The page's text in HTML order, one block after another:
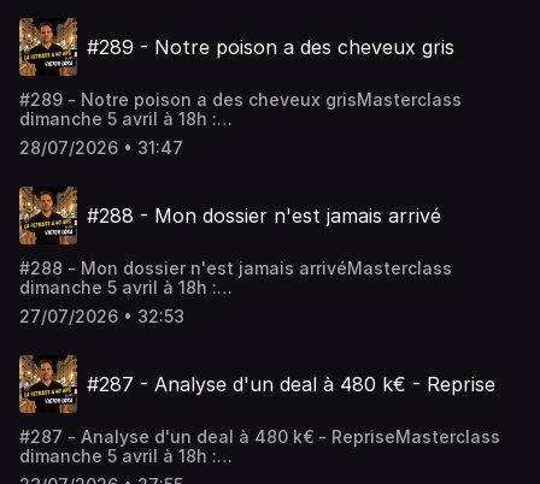
https://www.fireclub.training/
a09213a1-2Rejoindre le coaching :
https://app.iclosed.io/e/fire/fireclub-inscriptionLes
Audiomeans. Visitez audiomeans.fr/politique-de-
confidentialite pour plus d'informations.
#289 - Notre poison a des cheveux gris
#289 - Notre poison a des cheveux grisMasterclass
dimanche 5 avril à 18h :
https://www.fireclub.training/
a09213a1-2Rejoindre le coaching :
workshops : https://firefrance.substack.comHébergé par
Audiomeans. Visitez audiomeans.fr/politique-de-
confidentialite pour plus d'informations.
28/07/2026 • 31:47
#288 - Mon dossier n'est jamais arrivé
#288 - Mon dossier n'est jamais arrivéMasterclass
dimanche 5 avril à 18h :
https://www.fireclub.training/
a09213a1-2Rejoindre le coaching :
workshops : https://firefrance.substack.comHébergé par
Audiomeans. Visitez audiomeans.fr/politique-de-
confidentialite pour plus d'informations.
27/07/2026 • 32:53
#287 - Analyse d'un deal à 480 k€ - Reprise
#287 - Analyse d'un deal à 480 k€ - RepriseMasterclass
dimanche 5 avril à 18h :
https://www.fireclub.training/